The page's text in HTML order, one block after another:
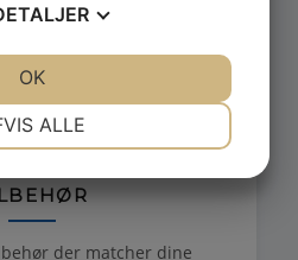
der matcher dine
PRÆFERENCER
ALLE
OK